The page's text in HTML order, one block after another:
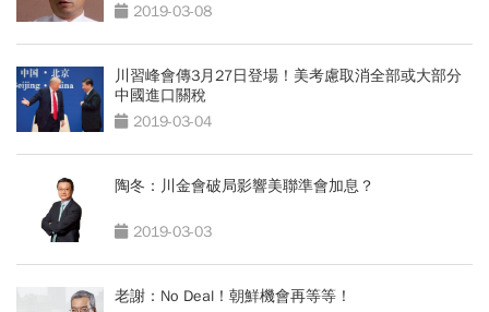
2019-03-08
川習峰會傳3月27日登場！美考慮取消全部或大部分
中國進口關稅
2019-03-04
陶冬：川金會破局影響美聯準會加息？
2019-03-03
老謝：No Deal！朝鮮機會再等等！